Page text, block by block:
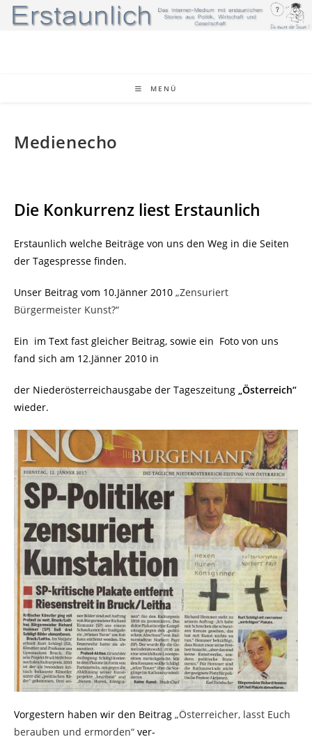
Zum
Inhalt
MENÜ
Medienecho
Die Konkurrenz liest Erstaunlich
Erstaunlich welche Beiträge von uns den Weg in die Seiten
der Tagespresse finden.
Unser Beitrag vom 10.Jänner 2010 „Zensuriert
Bürgermeister Kunst?“
Ein im Text fast gleicher Beitrag, sowie ein Foto von uns
fand sich am 12.Jänner 2010 in
der Niederösterreichausgabe der Tageszeitung „Österreich“
wieder.
Vorgestern haben wir den Beitrag „Österreicher, lasst Euch
berauben und ermorden“ ver-